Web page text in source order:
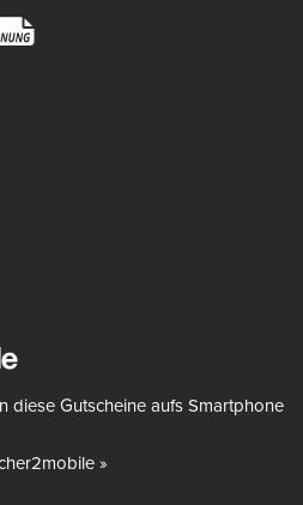
diese Gutscheine aufs Smartphone
»